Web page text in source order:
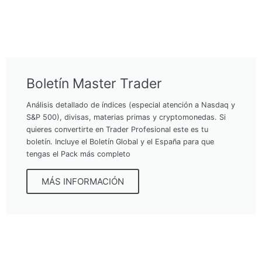
Boletín Master Trader
Análisis detallado de índices (especial atención a Nasdaq y
S&P 500), divisas, materias primas y cryptomonedas. Si
quieres convertirte en Trader Profesional este es tu
boletín. Incluye el Boletín Global y el España para que
tengas el Pack más completo
MÁS INFORMACIÓN